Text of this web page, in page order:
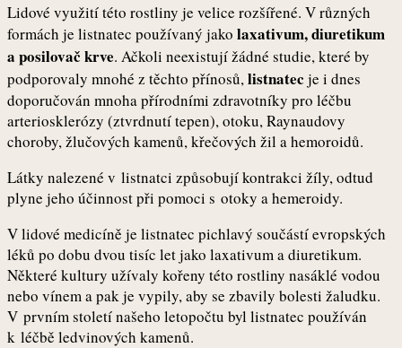
Lidové využití této rostliny je velice rozšířené. V různých
formách je listnatec používaný jako laxativum, diuretikum
a posilovač krve. Ačkoli neexistují žádné studie, které by
podporovaly mnohé z těchto přínosů,listnatec je i dnes
doporučován mnoha přírodními zdravotníky pro léčbu
arteriosklerózy (ztvrdnutí tepen), otoku, Raynaudovy
choroby, žlučových kamenů, křečových žil a hemoroidů.
Látky nalezené v listnatci způsobují kontrakci žíly, odtud
plyne jeho účinnost při pomoci s otoky a hemeroidy.
V lidové medicíně je listnatec pichlavý součástí evropských
léků po dobu dvou tisíc let jako laxativum a diuretikum.
Některé kultury užívaly kořeny této rostliny nasáklé vodou
nebo vínem a pak je vypily, aby se zbavily bolesti žaludku.
V prvním století našeho letopočtu byl listnatec používán
k léčbě ledvinových kamenů.